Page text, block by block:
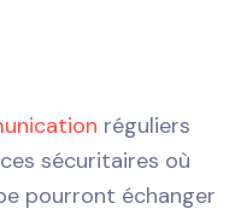
réguliers
sécuritaires où
pourront échanger